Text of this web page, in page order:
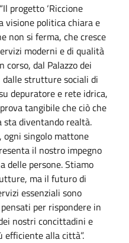
progetto ‘Riccione
visione politica chiara e
non si ferma, che cresce
moderni e di qualità
dal Palazzo dei
dalle strutture sociali di
depuratore e rete idrica,
tangibile che ciò che
sta diventando realtà.
ogni singolo mattone
il nostro impegno
delle persone. Stiamo
ma il futuro di
essenziali sono
per rispondere in
nostri concittadini e
efficiente alla città”.